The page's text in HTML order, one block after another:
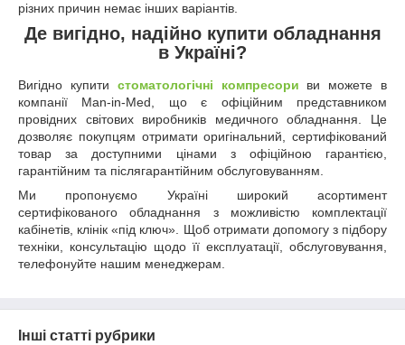
різних причин немає інших варіантів.
Де вигідно, надійно купити обладнання
в Україні?
Вигідно купити стоматологічні компресори ви можете в
компанії Man-in-Med, що є офіційним представником
провідних світових виробників медичного обладнання. Це
дозволяє покупцям отримати оригінальний, сертифікований
товар за доступними цінами з офіційною гарантією,
гарантійним та післягарантійним обслуговуванням.
Ми пропонуємо Україні широкий асортимент
сертифікованого обладнання з можливістю комплектації
кабінетів, клінік «під ключ». Щоб отримати допомогу з підбору
техніки, консультацію щодо її експлуатації, обслуговування,
телефонуйте нашим менеджерам.
Інші статті рубрики